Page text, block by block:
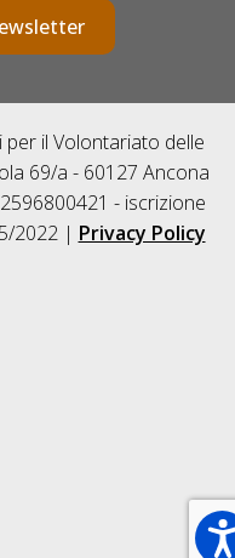
per il Volontariato delle
69/a - 60127 Ancona
- iscrizione
2022 | Privacy Policy